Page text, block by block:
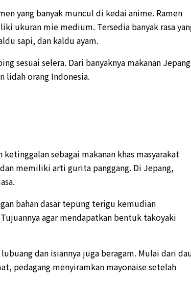
yang banyak muncul di kedai anime. Ramen
ukuran mie medium. Tersedia banyak rasa
sapi, dan kaldu ayam.
sesuai selera. Dari banyaknya makanan
lidah orang Indonesia.
sebagai makanan khas masyarakat
memiliki arti gurita panggang. Di Jepang,
bahan dasar tepung terigu kemudian
agar mendapatkan bentuk takoyaki
dan isiannya juga beragam. Mulai dari
pedagang menyiramkan mayonaise setelah